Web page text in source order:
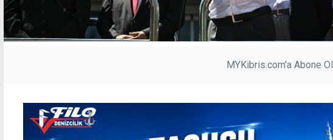
MYKibris.com'a Abone Ol